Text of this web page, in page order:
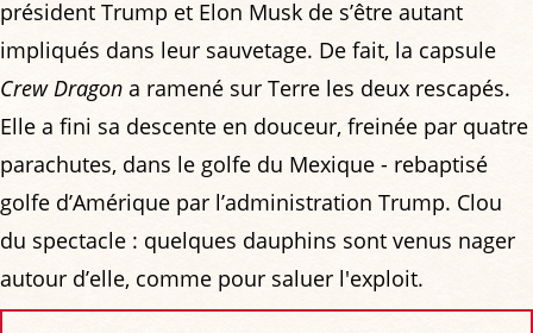
président Trump et Elon Musk de s’être autant
impliqués dans leur sauvetage. De fait, la capsule
Crew Dragon a ramené sur Terre les deux rescapés.
Elle a fini sa descente en douceur, freinée par quatre
parachutes, dans le golfe du Mexique - rebaptisé
golfe d’Amérique par l’administration Trump. Clou
du spectacle : quelques dauphins sont venus nager
autour d’elle, comme pour saluer l'exploit.